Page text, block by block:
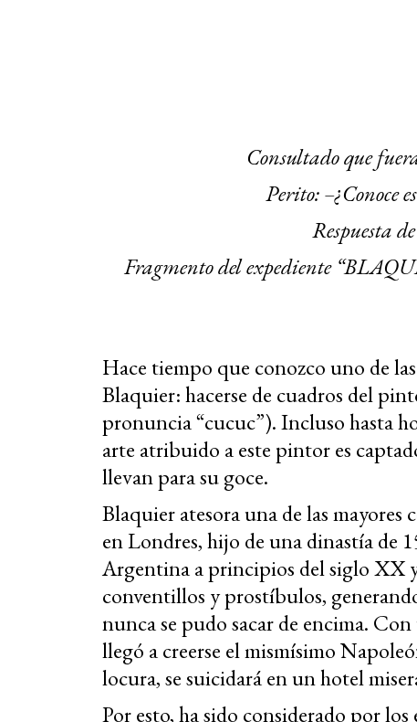
Consultado que
Perito: –¿Conoce
Respuesta
Fragmento del expediente
Hace tiempo que conozco uno de
Blaquier: hacerse de cuadros del
pronuncia “cucuc”). Incluso hasta
arte atribuido a este pintor es
llevan para su goce.
Blaquier atesora una de las
en Londres, hijo de una dinastía de
Argentina a principios del siglo XX
conventillos y prostíbulos,
nunca se pudo sacar de encima.
llegó a creerse el mismísimo
locura, se suicidará en un hotel
Por esto, ha sido considerado por